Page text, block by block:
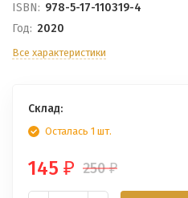
ISBN: 978-5-17-110319-4
Год: 2020
Все характеристики
Склад:
Осталась 1 шт.
145 ₽ 250₽